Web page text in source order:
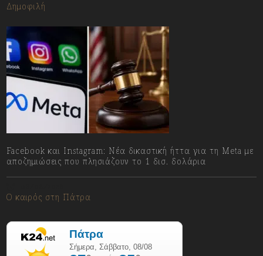
Δημοφιλή
Facebook και Instagram: Νέα δικαστική ήττα για τη Meta με
αποζημιώσεις που πλησιάζουν το 1 δισ. δολάρια
Ο καιρός στη Πάτρα